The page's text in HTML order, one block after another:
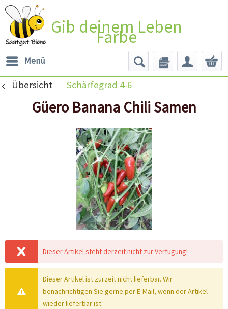
Gib deinem Leben
Farbe
Menü
Übersicht Schärfegrad 4-6
Güero Banana Chili Samen
Dieser Artikel steht derzeit nicht zur Verfügung!
Dieser Artikel ist zurzeit nicht lieferbar. Wir
benachrichtigen Sie gerne per E-Mail, wenn der Artikel
wieder lieferbar ist.